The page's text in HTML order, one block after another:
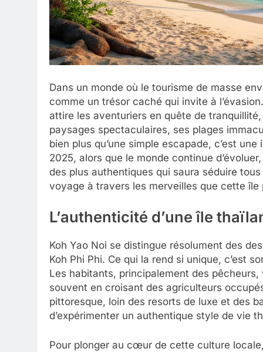
Dans un monde où le tourisme de masse
comme un trésor caché qui invite à
attire les aventuriers en quête de
paysages spectaculaires, ses plages
bien plus qu’une simple escapade, c’est
2025, alors que le monde continue
des plus authentiques qui saura séduire
voyage à travers les merveilles que cette île
L’authenticité d’une île
Koh Yao Noi se distingue résolument des
Koh Phi Phi. Ce qui la rend si unique, c’est
Les habitants, principalement des
souvent en croisant des agriculteurs
pittoresque, loin des resorts de luxe et des
d’expérimenter un authentique style de vie
Pour plonger au cœur de cette culture